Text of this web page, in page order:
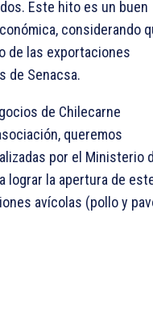
Este hito es un buen
considerando
de las exportaciones
de Senacsa.
de Chilecarne
queremos
por el Ministerio
lograr la apertura de
avícolas (pollo y